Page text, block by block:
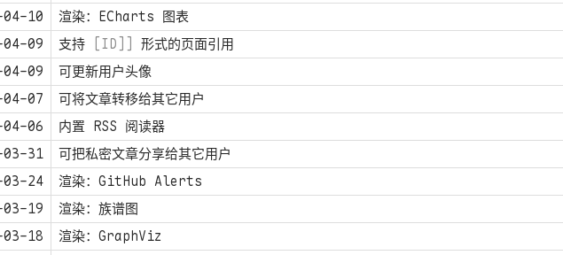
10
渲染：ECharts 图表
09
支持 [ID]]
形式的页面引用
09
可更新用户头像
07
可将文章转移给其它用户
06
内置 RSS 阅读器
03-31
可把私密文章分享给其它用户
03-24
渲染：GitHub Alerts
19
渲染：族谱图
18
渲染：GraphViz